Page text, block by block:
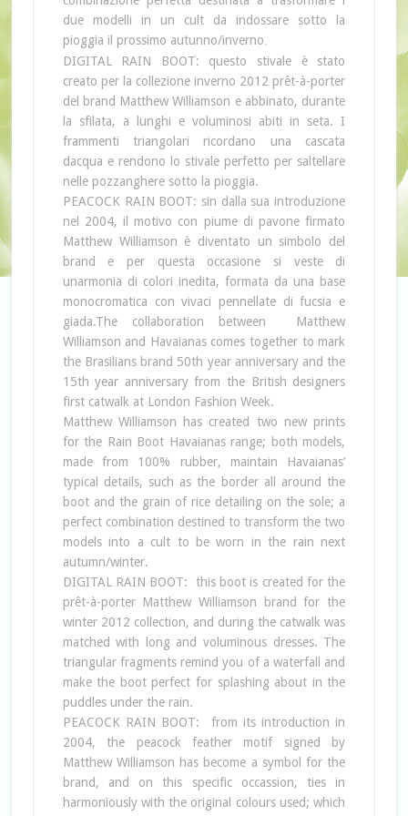
due modelli in un cult da indossare sotto la
pioggia il prossimo autunno/inverno.
DIGITAL RAIN BOOT: questo stivale è stato
creato per la collezione inverno 2012 prêt-à-porter
del brand Matthew Williamson e abbinato, durante
la sfilata, a lunghi e voluminosi abiti in seta. I
frammenti triangolari ricordano una cascata
dacqua e rendono lo stivale perfetto per saltellare
nelle pozzanghere sotto la pioggia.
PEACOCK RAIN BOOT: sin dalla sua introduzione
nel 2004, il motivo con piume di pavone firmato
Matthew Williamson è diventato un simbolo del
brand e per questa occasione si veste di
unarmonia di colori inedita, formata da una base
monocromatica con vivaci pennellate di fucsia e
giada.The collaboration between Matthew
Williamson and Havaianas comes together to mark
the Brasilians brand 50th year anniversary and the
15th year anniversary from the British designers
first catwalk at London Fashion Week.
Matthew Williamson has created two new prints
for the Rain Boot Havaianas range; both models,
made from 100% rubber, maintain Havaianas’
typical details, such as the border all around the
boot and the grain of rice detailing on the sole; a
perfect combination destined to transform the two
models into a cult to be worn in the rain next
autumn/winter.
DIGITAL RAIN BOOT: this boot is created for the
prêt-à-porter Matthew Williamson brand for the
winter 2012 collection, and during the catwalk was
matched with long and voluminous dresses. The
triangular fragments remind you of a waterfall and
make the boot perfect for splashing about in the
puddles under the rain.
PEACOCK RAIN BOOT: from its introduction in
2004, the peacock feather motif signed by
Matthew Williamson has become a symbol for the
brand, and on this specific occassion, ties in
harmoniously with the original colours used; which